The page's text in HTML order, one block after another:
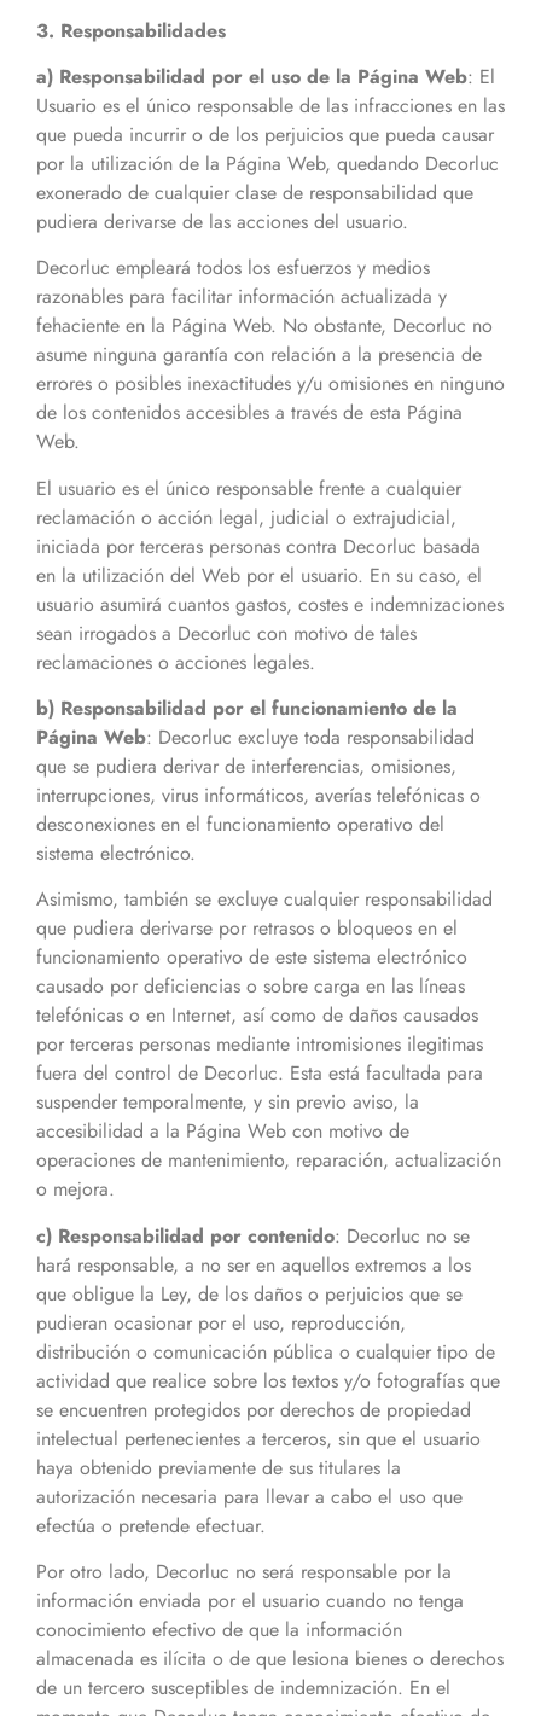
3. Responsabilidades
a) Responsabilidad por el uso de la Página Web: El
Usuario es el único responsable de las infracciones en las
que pueda incurrir o de los perjuicios que pueda causar
por la utilización de la Página Web, quedando Decorluc
exonerado de cualquier clase de responsabilidad que
pudiera derivarse de las acciones del usuario.
Decorluc empleará todos los esfuerzos y medios
razonables para facilitar información actualizada y
fehaciente en la Página Web. No obstante, Decorluc no
asume ninguna garantía con relación a la presencia de
errores o posibles inexactitudes y/u omisiones en ninguno
de los contenidos accesibles a través de esta Página
Web.
El usuario es el único responsable frente a cualquier
reclamación o acción legal, judicial o extrajudicial,
iniciada por terceras personas contra Decorluc basada
en la utilización del Web por el usuario. En su caso, el
usuario asumirá cuantos gastos, costes e indemnizaciones
sean irrogados a Decorluc con motivo de tales
reclamaciones o acciones legales.
b) Responsabilidad por el funcionamiento de la
Página Web: Decorluc excluye toda responsabilidad
que se pudiera derivar de interferencias, omisiones,
interrupciones, virus informáticos, averías telefónicas o
desconexiones en el funcionamiento operativo del
sistema electrónico.
Asimismo, también se excluye cualquier responsabilidad
que pudiera derivarse por retrasos o bloqueos en el
funcionamiento operativo de este sistema electrónico
causado por deficiencias o sobre carga en las líneas
telefónicas o en Internet, así como de daños causados
por terceras personas mediante intromisiones ilegitimas
fuera del control de Decorluc. Esta está facultada para
suspender temporalmente, y sin previo aviso, la
accesibilidad a la Página Web con motivo de
operaciones de mantenimiento, reparación, actualización
o mejora.
c) Responsabilidad por contenido: Decorluc no se
hará responsable, a no ser en aquellos extremos a los
que obligue la Ley, de los daños o perjuicios que se
pudieran ocasionar por el uso, reproducción,
distribución o comunicación pública o cualquier tipo de
actividad que realice sobre los textos y/o fotografías que
se encuentren protegidos por derechos de propiedad
intelectual pertenecientes a terceros, sin que el usuario
haya obtenido previamente de sus titulares la
autorización necesaria para llevar a cabo el uso que
efectúa o pretende efectuar.
Por otro lado, Decorluc no será responsable por la
información enviada por el usuario cuando no tenga
conocimiento efectivo de que la información
almacenada es ilícita o de que lesiona bienes o derechos
de un tercero susceptibles de indemnización. En el